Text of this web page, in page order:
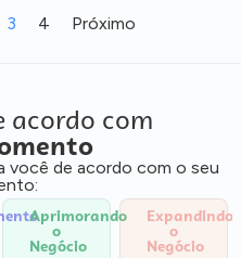
3 4 Próximo
acordo com
você de acordo com o seu
Aprimorando
o
Negócio
Expandindo
o
Negócio